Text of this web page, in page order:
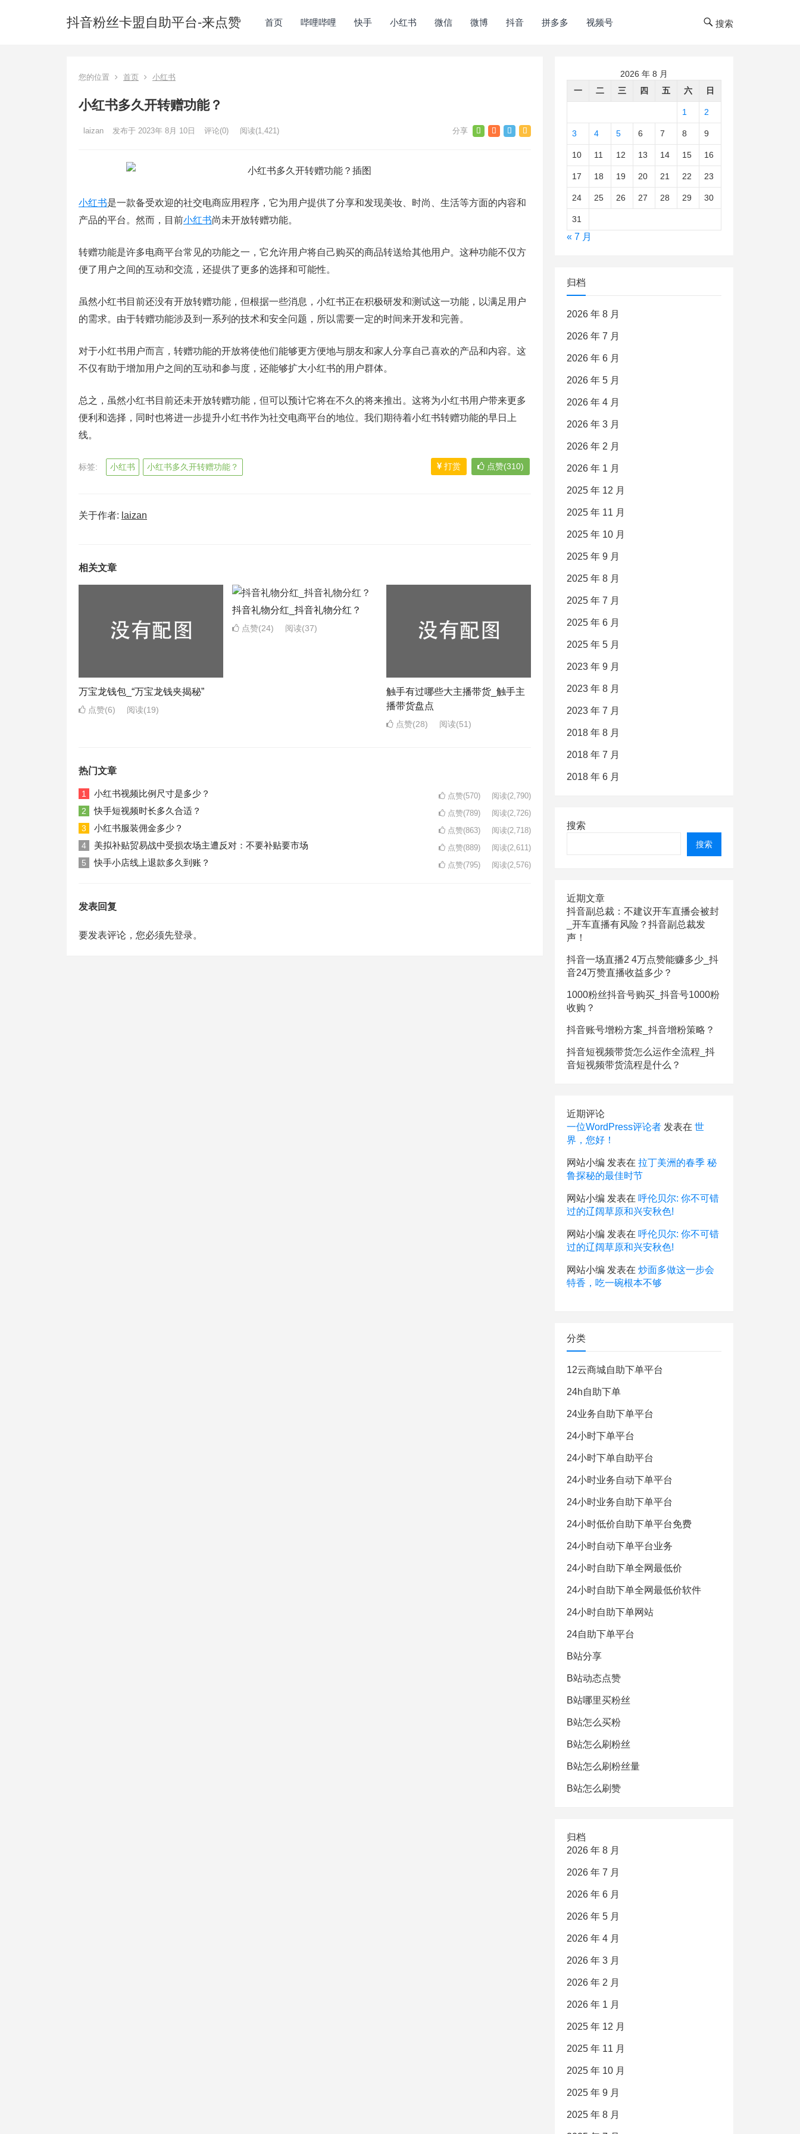
抖音粉丝卡盟自助平台-来点赞 首页 哔哩哔哩 快手 小红书 微信 微博 抖音 拼多多 视频号 搜索
您的位置 首页 小红书
小红书多久开转赠功能？
laizan 发布于 2023年 8月 10日 评论(0) 阅读(1,421)
小红书是一款备受欢迎的社交电商应用程序，它为用户提供了分享和发现美妆、时尚、生活等方面的内容和
产品的平台。然而，目前小红书尚未开放转赠功能。
转赠功能是许多电商平台常见的功能之一，它允许用户将自己购买的商品转送给其他用户。这种功能不仅方
便了用户之间的互动和交流，还提供了更多的选择和可能性。
虽然小红书目前还没有开放转赠功能，但根据一些消息，小红书正在积极研发和测试这一功能，以满足用户
的需求。由于转赠功能涉及到一系列的技术和安全问题，所以需要一定的时间来开发和完善。
对于小红书用户而言，转赠功能的开放将使他们能够更方便地与朋友和家人分享自己喜欢的产品和内容。这
不仅有助于增加用户之间的互动和参与度，还能够扩大小红书的用户群体。
总之，虽然小红书目前还未开放转赠功能，但可以预计它将在不久的将来推出。这将为小红书用户带来更多
便利和选择，同时也将进一步提升小红书作为社交电商平台的地位。我们期待着小红书转赠功能的早日上
线。
标签: 小红书 小红书多久开转赠功能？ 打赏 点赞(310)
关于作者: laizan
相关文章
万宝龙钱包_“万宝龙钱夹揭秘”
点赞(6) 阅读(19)
抖音礼物分红_抖音礼物分红？
点赞(24) 阅读(37)
触手有过哪些大主播带货_触手主
播带货盘点
点赞(28) 阅读(51)
热门文章
1 小红书视频比例尺寸是多少？ 点赞(570) 阅读(2,790)
2 快手短视频时长多久合适？ 点赞(789) 阅读(2,726)
3 小红书服装佣金多少？ 点赞(863) 阅读(2,718)
4 美拟补贴贸易战中受损农场主遭反对：不要补贴要市场 点赞(889) 阅读(2,611)
5 快手小店线上退款多久到账？ 点赞(795) 阅读(2,576)
发表回复
要发表评论，您必须先登录。
2026 年 8 月
一
二 三 四 五 六 日
1 2
3 4 5 6 7 8 9
10 11 12 13 14 15 16
17 18 19 20 21 22 23
24 25 26 27 28 29 30
31
« 7 月
归档
2026 年 8 月
2026 年 7 月
2026 年 6 月
2026 年 5 月
2026 年 4 月
2026 年 3 月
2026 年 2 月
2026 年 1 月
2025 年 12 月
2025 年 11 月
2025 年 10 月
2025 年 9 月
2025 年 8 月
2025 年 7 月
2025 年 6 月
2025 年 5 月
2023 年 9 月
2023 年 8 月
2023 年 7 月
2018 年 8 月
2018 年 7 月
2018 年 6 月
搜索
搜索
近期文章
抖音副总裁：不建议开车直播会被封
_开车直播有风险？抖音副总裁发
声！
抖音一场直播2 4万点赞能赚多少_抖
音24万赞直播收益多少？
1000粉丝抖音号购买_抖音号1000粉
收购？
抖音账号增粉方案_抖音增粉策略？
抖音短视频带货怎么运作全流程_抖
音短视频带货流程是什么？
近期评论
一位WordPress评论者 发表在 世
界，您好！
网站小编 发表在 拉丁美洲的春季 秘
鲁探秘的最佳时节
网站小编 发表在 呼伦贝尔: 你不可错
过的辽阔草原和兴安秋色!
网站小编 发表在 呼伦贝尔: 你不可错
过的辽阔草原和兴安秋色!
网站小编 发表在 炒面多做这一步会
特香，吃一碗根本不够
分类
12云商城自助下单平台
24h自助下单
24业务自助下单平台
24小时下单平台
24小时下单自助平台
24小时业务自动下单平台
24小时业务自助下单平台
24小时低价自助下单平台免费
24小时自动下单平台业务
24小时自助下单全网最低价
24小时自助下单全网最低价软件
24小时自助下单网站
24自助下单平台
B站分享
B站动态点赞
B站哪里买粉丝
B站怎么买粉
B站怎么刷粉丝
B站怎么刷粉丝量
B站怎么刷赞
归档
2026 年 8 月
2026 年 7 月
2026 年 6 月
2026 年 5 月
2026 年 4 月
2026 年 3 月
2026 年 2 月
2026 年 1 月
2025 年 12 月
2025 年 11 月
2025 年 10 月
2025 年 9 月
2025 年 8 月